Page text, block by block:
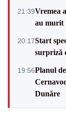
21:39Vremea
au murit
20:17Start
surpriză
19:56Planul
Dunăre